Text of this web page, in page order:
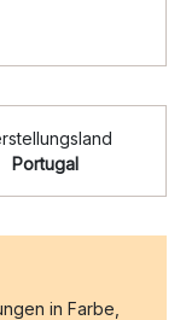
Portugal
in Farbe,